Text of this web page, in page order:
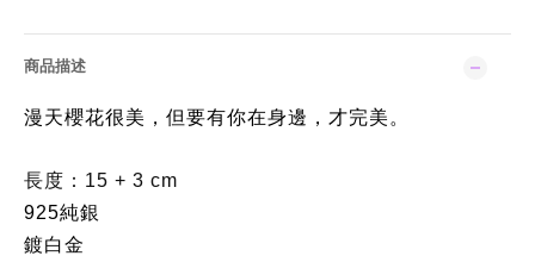
商品描述
漫天櫻花很美，但要有你在身邊，才完美。
長度：15 + 3 cm
925純銀
鍍白金